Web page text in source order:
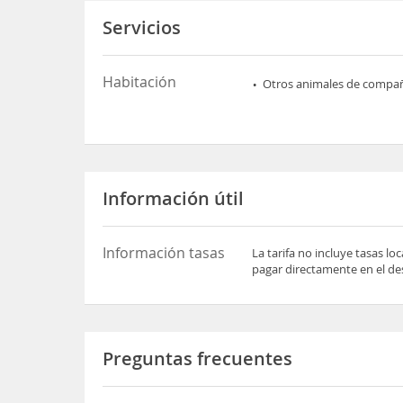
Servicios
Habitación Otros animales de
Información útil
Información tasas
La tarifa no incluye tasas
pagar directamente en el
Preguntas frecuentes